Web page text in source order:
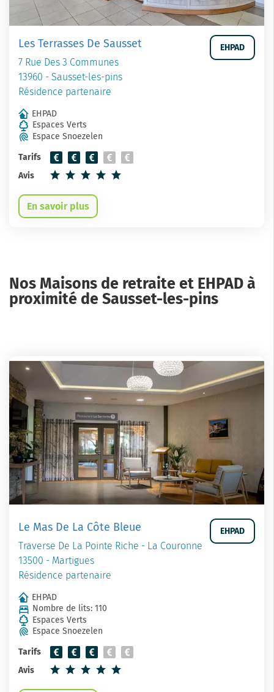
Les Terrasses De Sausset
7 Rue Des 3 Communes
13960 - Sausset-les-pins
Résidence partenaire
EHPAD
EHPAD
Espaces Verts
Espace Snoezelen
Tarifs
Avis
En savoir plus
Nos Maisons de retraite et EHPAD à
proximité de Sausset-les-pins
Le Mas De La Côte Bleue
Traverse De La Pointe Riche - La Couronne
13500 - Martigues
Résidence partenaire
EHPAD
EHPAD
Nombre de lits: 110
Espaces Verts
Espace Snoezelen
Tarifs
Avis